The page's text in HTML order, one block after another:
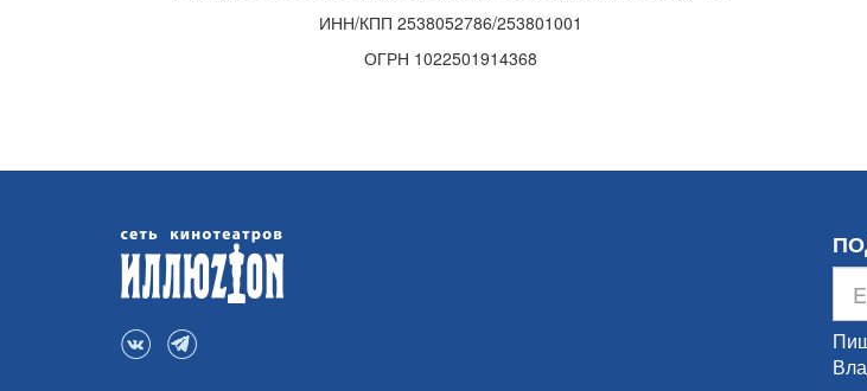
ИНН/КПП 2538052786/253801001
ОГРН 1022501914368